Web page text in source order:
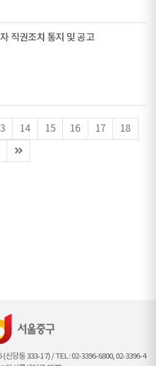
직권조치 통지 및 공고
14 15 16 17
18
마
지
(신당동 333-17) / TEL : 02-3396-6800, 02-3396-4